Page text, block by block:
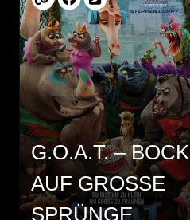
G.O.A.T. – BOCK
AUF GROSSE
SPRÜNGE